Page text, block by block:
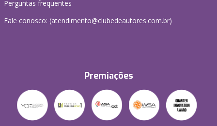
Perguntas frequentes
Fale conosco: (atendimento@clubedeautores.com.br)
Premiações